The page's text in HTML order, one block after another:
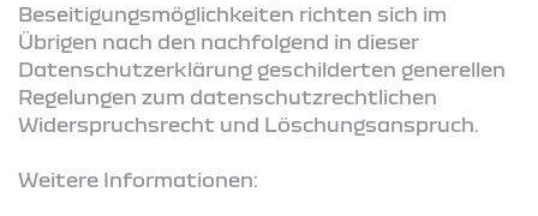
Beseitigungsmöglichkeiten richten sich im
Übrigen nach den nachfolgend in dieser
Datenschutzerklärung geschilderten generellen
Regelungen zum datenschutzrechtlichen
Widerspruchsrecht und Löschungsanspruch.
Weitere Informationen: